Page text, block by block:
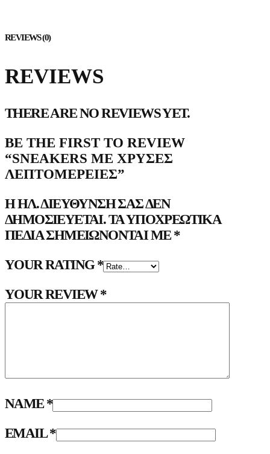
REVIEWS (0)
REVIEWS
THERE ARE NO REVIEWS YET.
BE THE FIRST TO REVIEW
“SNEAKERS ΜΕ ΧΡΥΣΈΣ
ΛΕΠΤΟΜΈΡΕΙΕΣ”
Η ΗΛ. ΔΙΕΎΘΥΝΣΗ ΣΑΣ ΔΕΝ
ΔΗΜΟΣΙΕΎΕΤΑΙ.ΤΑ ΥΠΟΧΡΕΩΤΙΚΆ
ΠΕΔΊΑ ΣΗΜΕΙΏΝΟΝΤΑΙ ΜΕ*
YOUR RATING*
YOUR REVIEW*
NAME*
EMAIL*